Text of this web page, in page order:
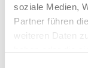
soziale Medien,
Partner führen
weiteren Daten
haben oder die
Oder